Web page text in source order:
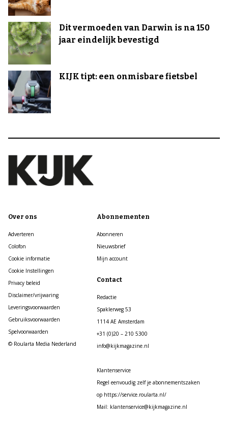
Dit vermoeden van Darwin is na 150
jaar eindelijk bevestigd
KIJK tipt: een onmisbare fietsbel
Over ons
Adverteren
Colofon
Cookie informatie
Cookie Instellingen
Privacy beleid
Disclaimer/vrijwaring
Leveringsvoorwaarden
Gebruiksvoorwaarden
Spelvoorwaarden
© Roularta Media Nederland
Abonnementen
Abonneren
Nieuwsbrief
Mijn account
Contact
Redactie
Spaklerweg 53
1114 AE Amsterdam
+31 (0)20 – 210 5300
info@kijkmagazine.nl
Klantenservice
Regel eenvoudig zelf je abonnementszaken
op https://service.roularta.nl/
Mail: klantenservice@kijkmagazine.nl